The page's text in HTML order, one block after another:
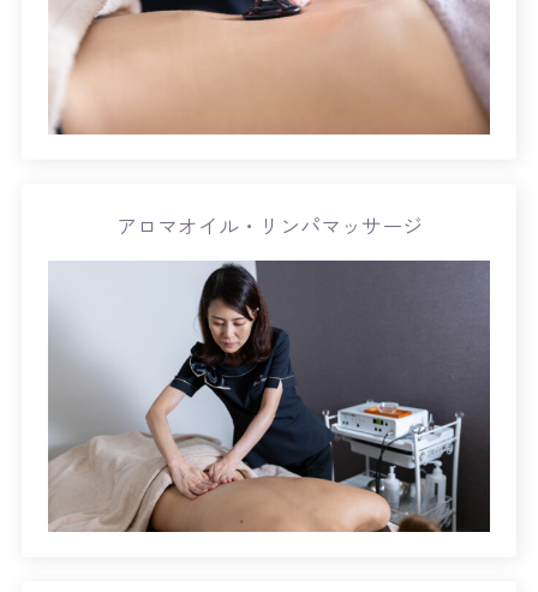
アロマオイル・リンパマッサージ